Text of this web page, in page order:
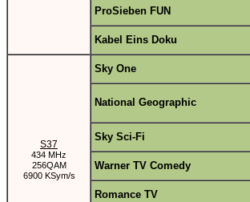
ProSieben FUN
Kabel Eins Doku
S37
434 MHz
256QAM
6900 KSym/s
Sky One
National Geographic
Sky Sci-Fi
Warner TV Comedy
Romance TV